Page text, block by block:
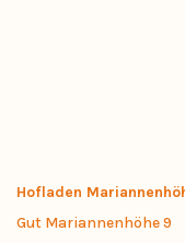
Hofladen
Gut Mariannenhöhe 9